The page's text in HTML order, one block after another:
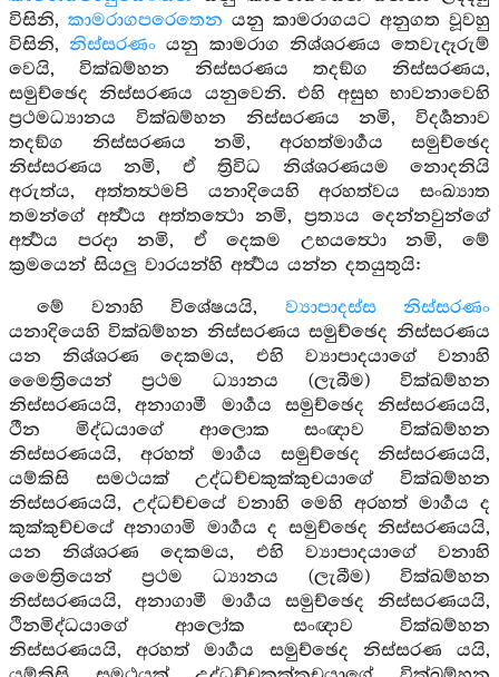
විසිනි, කාමරාගපරෙතෙන යනු කාමරාගයට අනුගත වූවහු
විසිනි,නිස්සරණං යනු කාමරාග නිශ්ශරණය තෙවැදෑරුම්
වෙයි, වික්ඛම්හන නිස්සරණය තදඞ්ග නිස්සරණය,
සමුච්ඡෙද නිස්සරණය යනුවෙනි. එහි අසුභ භාවනාවෙහි
ප්‍රථමධ්‍යානය වික්ඛම්හන නිස්සරණය නමි, විදර්‍ශනාව
තදඞ්ග නිස්සරණය නමි, අරහත්මාර්‍ගය සමුච්ඡෙද
නිස්සරණය නමි, ඒ ත්‍රිවිධ නිශ්ශරණයම නොදනියි
අරුත්ය, අත්තත්‍ථමපි යනාදියෙහි අරහත්වය සංඛ්‍යාත
තමන්ගේ අර්‍ත්‍ථය අත්තත්‍ථො නමි, ප්‍රත්‍යය දෙන්නවුන්ගේ
අර්‍ත්‍ථය පරදා නමි, ඒ දෙකම උභයත්‍ථො නමි, මේ
ක්‍රමයෙන් සියලු වාරයන්හි අර්‍ත්‍ථය යන්න දතයුතුයි:
මේ වනාහි විශේෂයයි, ව්‍යාපාදස්ස නිස්සරණං
යනාදියෙහි වික්ඛම්හන නිස්සරණය සමුච්ඡෙද නිස්සරණය
යන නිශ්ශරණ දෙකමය, එහි ව්‍යාපාදයාගේ වනාහි
මෛත්‍රියෙන් ප්‍රථම ධ්‍යානය (ලැබීම) වික්ඛම්හන
නිස්සරණයයි, අනාගාමී මාර්‍ගය සමුච්ඡෙද නිස්සරණයයි,
ථීන මිද්ධයාගේ ආලොක සංඥාව වික්ඛම්හන
නිස්සරණයයි, අරහත් මාර්‍ගය සමුච්ඡෙද නිස්සරණයයි,
යම්කිසි සමථයක් උද්ධච්චකුක්කුචයාගේ වික්ඛම්හන
නිස්සරණයයි, උද්ධච්චයේ වනාහි මෙහි අරහත් මාර්‍ගය ද
කුක්කුච්චයේ අනාගාමි මාර්‍ගය ද සමුච්ඡෙද නිස්සරණයයි,
යන නිශ්ශරණ දෙකමය, එහි ව්‍යාපාදයාගේ වනාහි
මෛත්‍රියෙන් ප්‍රථම ධ්‍යානය (ලැබීම) වික්ඛම්හන
නිස්සරණයයි, අනාගාමී මාර්‍ගය සමුච්ඡෙද නිස්සරණයයි,
ථිනමිද්ධයාගේ ආලෝක සංඥාව වික්ඛම්හන
නිස්සරණයයි, අරහත් මාර්‍ගය සමුච්ඡෙද නිස්සරණ යයි,